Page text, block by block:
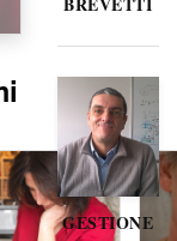
GESTIONE